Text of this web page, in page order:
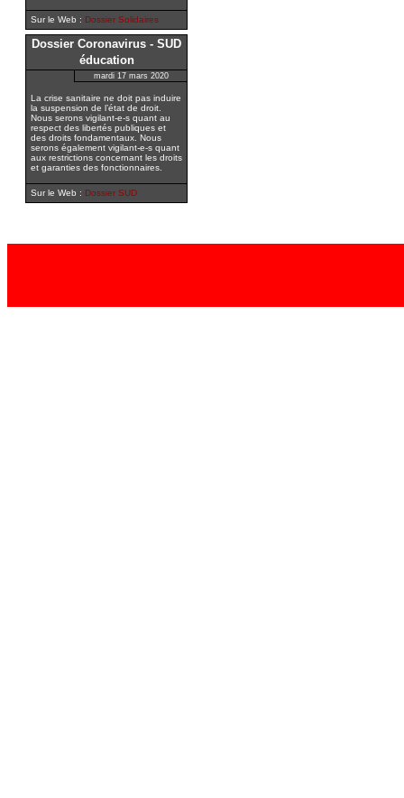
Sur le Web : Dossier Solidaires
Dossier Coronavirus - SUD
éducation
mardi 17 mars 2020
La crise sanitaire ne doit pas induire
la suspension de l’état de droit.
Nous serons vigilant-e-s quant au
respect des libertés publiques et
des droits fondamentaux. Nous
serons également vigilant-e-s quant
aux restrictions concernant les droits
et garanties des fonctionnaires.
Sur le Web : Dossier SUD